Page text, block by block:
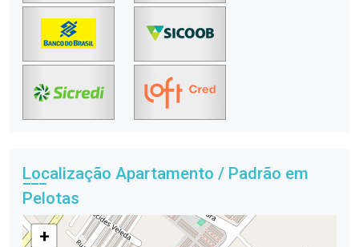
Localização Apartamento / Padrão em
Pelotas
+